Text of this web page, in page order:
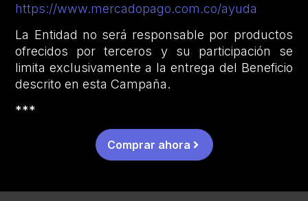
https://www.mercadopago.com.co/ayuda
La Entidad no será responsable por productos
ofrecidos por terceros y su participación se
limita exclusivamente a la entrega del Beneficio
descrito en esta Campaña.
***
Comprar ahora